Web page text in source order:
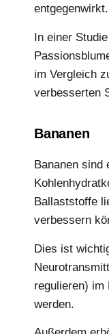
entgegenwirkt.
In einer
im Vergleich
verbesserten
Bananen
Bananen sind
Ballaststoffe
verbessern
Dies ist
regulieren) im
werden.